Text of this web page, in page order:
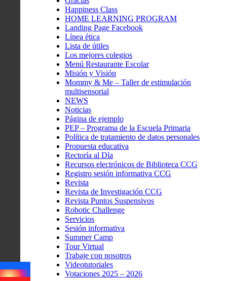
Happiness Class
HOME LEARNING PROGRAM
Landing Page Facebook
Línea ética
Lista de útiles
Los mejores colegios
Menú Restaurante Escolar
Misión y Visión
Mommy & Me – Taller de estimulación
multisensorial
NEWS
Noticias
Página de ejemplo
PEP – Programa de la Escuela Primaria
Política de tratamiento de datos personales
Propuesta educativa
Rectoría al Día
Recursos electrónicos de Biblioteca CCG
Registro sesión informativa CCG
Revista
Revista de Investigación CCG
Revista Puntos Suspensivos
Robotic Challenge
Servicios
Sesión informativa
Summer Camp
Tour Virtual
Trabaje con nosotros
Videotutoriales
Votaciones 2025 – 2026